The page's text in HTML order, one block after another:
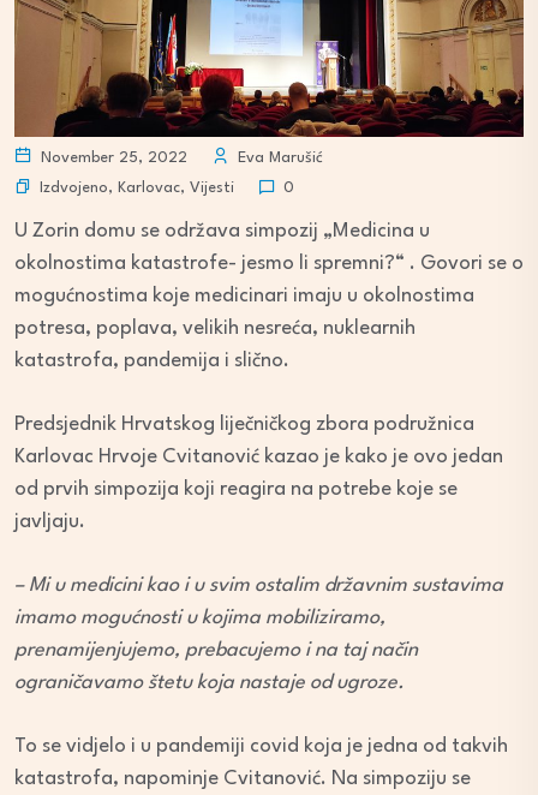
November 25, 2022
Eva Marušić
Izdvojeno, Karlovac, Vijesti 0
U Zorin domu se održava simpozij „Medicina u
okolnostima katastrofe- jesmo li spremni?“ . Govori se o
mogućnostima koje medicinari imaju u okolnostima
potresa, poplava, velikih nesreća, nuklearnih
katastrofa, pandemija i slično.
Predsjednik Hrvatskog liječničkog zbora podružnica
Karlovac Hrvoje Cvitanović kazao je kako je ovo jedan
od prvih simpozija koji reagira na potrebe koje se
javljaju.
– Mi u medicini kao i u svim ostalim državnim sustavima
imamo mogućnosti u kojima mobiliziramo,
prenamijenjujemo, prebacujemo i na taj način
ograničavamo štetu koja nastaje od ugroze.
To se vidjelo i u pandemiji covid koja je jedna od takvih
katastrofa, napominje Cvitanović. Na simpoziju se